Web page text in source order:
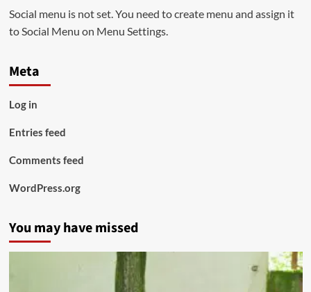
Social menu is not set. You need to create menu and assign it
to Social Menu on Menu Settings.
Meta
Log in
Entries feed
Comments feed
WordPress.org
You may have missed